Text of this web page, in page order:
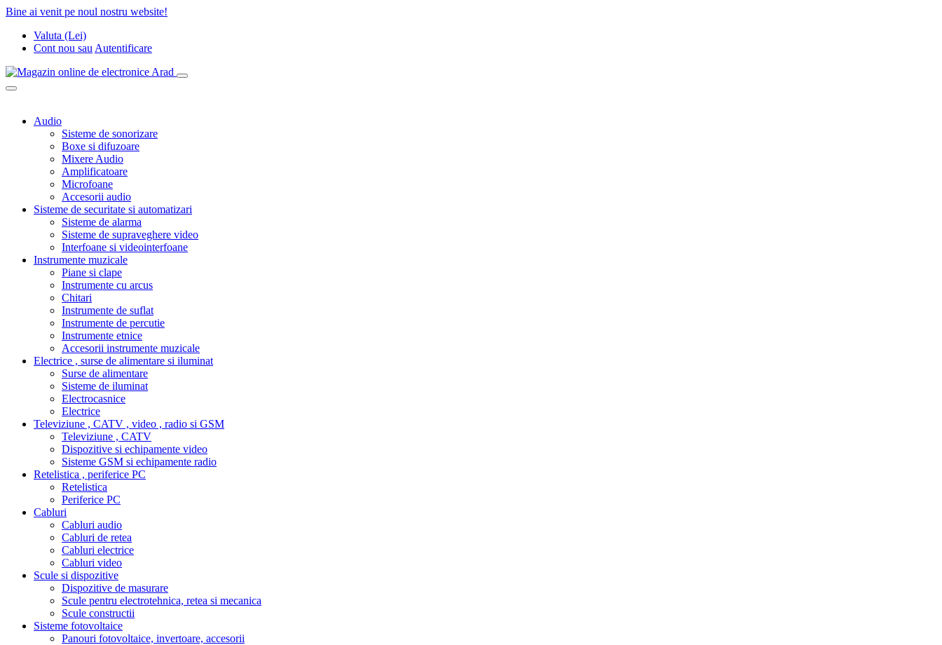
Bine ai venit pe noul nostru website!
Valuta (Lei)
Cont nou sau Autentificare
Audio
Sisteme de sonorizare
Boxe si difuzoare
Mixere Audio
Amplificatoare
Microfoane
Accesorii audio
Sisteme de securitate si automatizari
Sisteme de alarma
Sisteme de supraveghere video
Interfoane si videointerfoane
Instrumente muzicale
Piane si clape
Instrumente cu arcus
Chitari
Instrumente de suflat
Instrumente de percutie
Instrumente etnice
Accesorii instrumente muzicale
Electrice , surse de alimentare si iluminat
Surse de alimentare
Sisteme de iluminat
Electrocasnice
Electrice
Televiziune , CATV , video , radio si GSM
Televiziune , CATV
Dispozitive si echipamente video
Sisteme GSM si echipamente radio
Retelistica , periferice PC
Retelistica
Periferice PC
Cabluri
Cabluri audio
Cabluri de retea
Cabluri electrice
Cabluri video
Scule si dispozitive
Dispozitive de masurare
Scule pentru electrotehnica, retea si mecanica
Scule constructii
Sisteme fotovoltaice
Panouri fotovoltaice, invertoare, accesorii